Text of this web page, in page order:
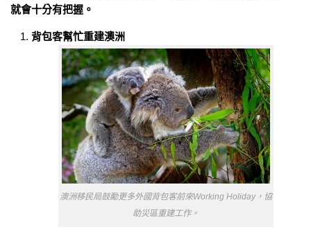
就會十分有把握。
背包客幫忙重建澳洲
澳洲移民局鼓勵更多外國背包客前來Working Holiday，協
助災區重建工作。